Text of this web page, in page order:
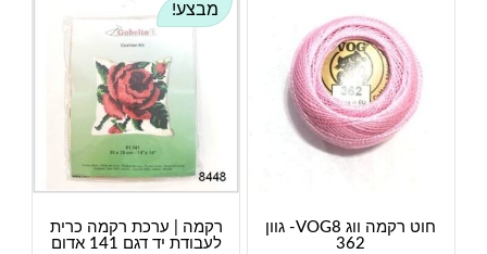
חוט רקמה ווג VOG8- גוון
362
מבצע!
רקמה | ערכת רקמה כרית
לעבודת יד דגם 141 אדום